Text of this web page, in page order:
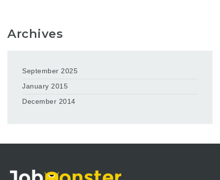
Archives
September 2025
January 2015
December 2014